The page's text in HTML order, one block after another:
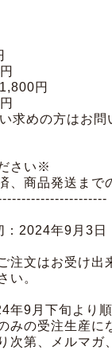
円
求めの方はお問
さい※
、商品発送まで
：2024年9月3日
注文はお受け出
い。
年9月下旬より
みの受注生産に
次第、メルマガ